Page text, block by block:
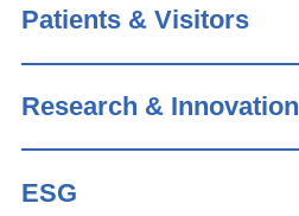
Patients & Visitors
Research & Innovation
ESG